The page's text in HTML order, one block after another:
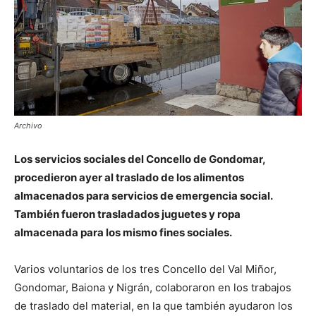
Archivo
Los servicios sociales del Concello de Gondomar,
procedieron ayer al traslado de los alimentos
almacenados para servicios de emergencia social.
También fueron trasladados juguetes y ropa
almacenada para los mismo fines sociales.
Varios voluntarios de los tres Concello del Val Miñor,
Gondomar, Baiona y Nigrán, colaboraron en los trabajos
de traslado del material, en la que también ayudaron los